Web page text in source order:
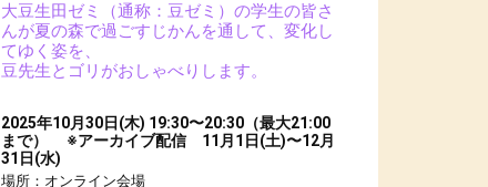
大豆生田ゼミ（通称：豆ゼミ）の学生の皆さ
んが夏の森で過ごすじかんを通して、変化し
てゆく姿を、
豆先生とゴリがおしゃべりします。
2025年10月30日(木) 19:30〜20:30（最大21:00
まで） ※アーカイブ配信 11月1日(土)〜12月
31日(水)
場所：オンライン会場